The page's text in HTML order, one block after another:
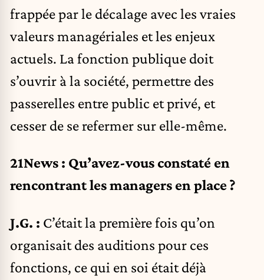
frappée par le décalage avec les vraies
valeurs managériales et les enjeux
actuels. La fonction publique doit
s’ouvrir à la société, permettre des
passerelles entre public et privé, et
cesser de se refermer sur elle-même.
21News : Qu’avez-vous constaté en
rencontrant les managers en place ?
J.G. : C’était la première fois qu’on
organisait des auditions pour ces
fonctions, ce qui en soi était déjà